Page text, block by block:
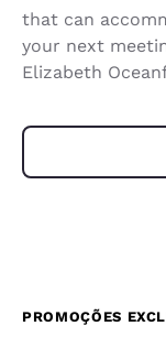
that can
your next
Elizabeth
PROMOÇÕES